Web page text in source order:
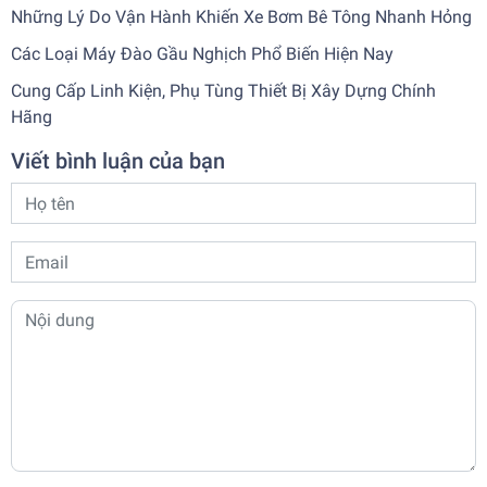
Những Lý Do Vận Hành Khiến Xe Bơm Bê Tông Nhanh Hỏng
Các Loại Máy Đào Gầu Nghịch Phổ Biến Hiện Nay
Cung Cấp Linh Kiện, Phụ Tùng Thiết Bị Xây Dựng Chính
Hãng
Viết bình luận của bạn